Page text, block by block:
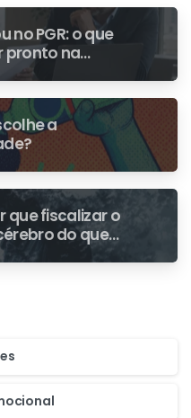
no PGR: o que
pronto na
a
que fiscalizar o
do que